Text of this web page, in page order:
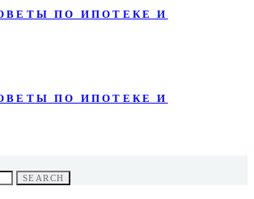
ПО ИПОТЕКЕ И
ПО ИПОТЕКЕ И
SEARCH